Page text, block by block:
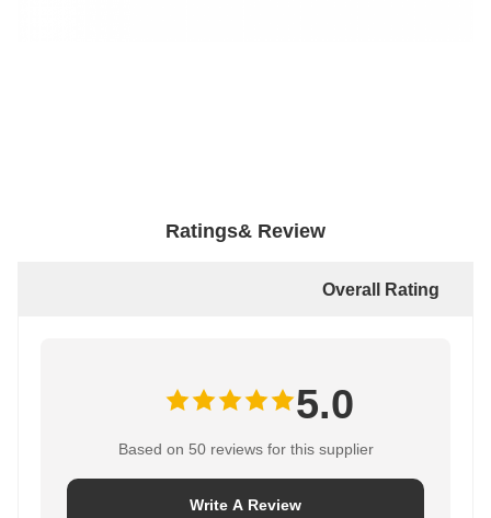
Ratings& Review
Overall Rating
5.0
Based on 50 reviews for this supplier
Write A Review